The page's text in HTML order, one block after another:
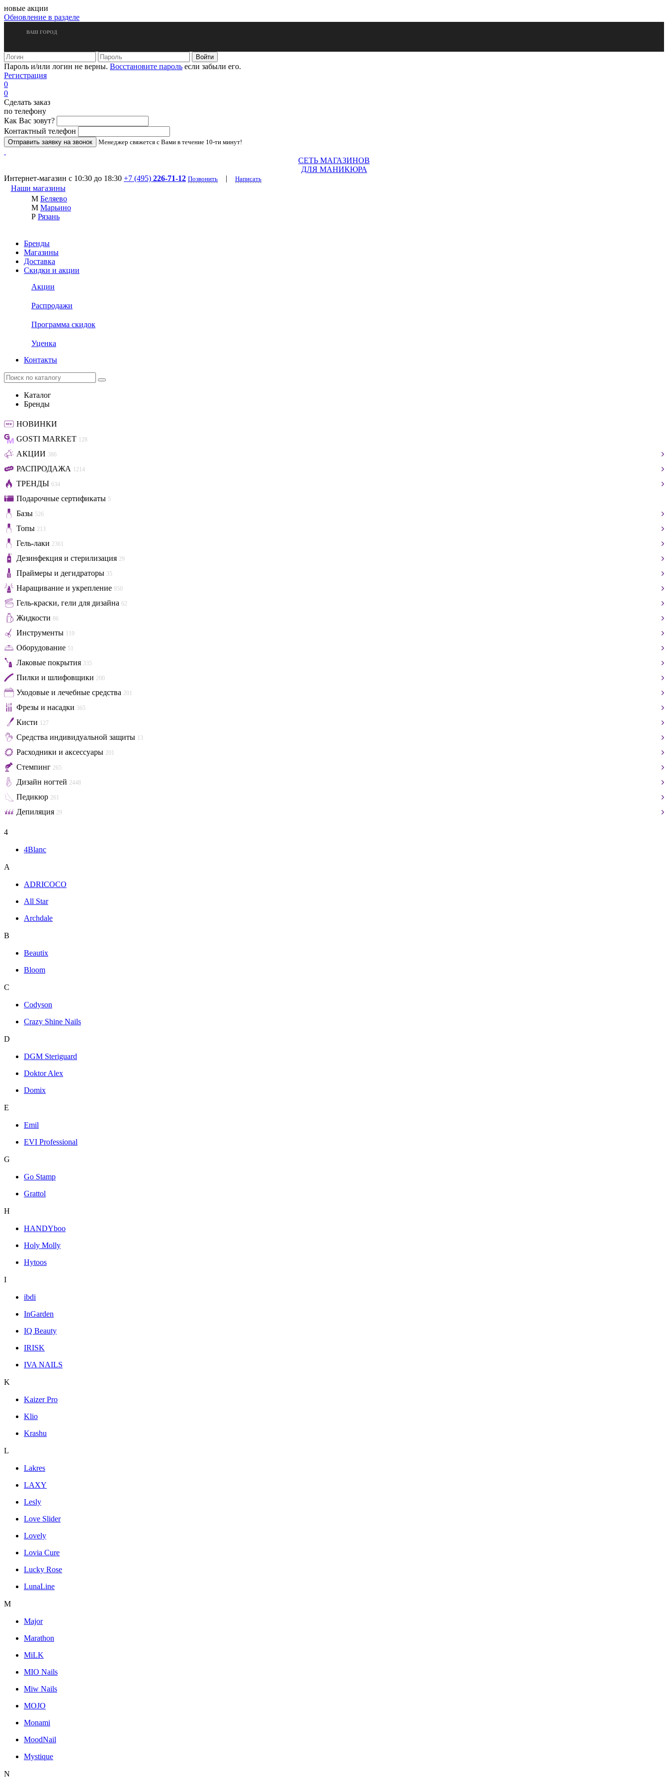
новые акции
Обновление в разделе
ВАШ ГОРОД
Пароль и/или логин не верны. Восстановите пароль если забыли его.
Регистрация
0
0
Сделать заказ
по телефону
Как Вас зовут?
Контактный телефон
Менеджер свяжется с Вами в течение 10-ти минут!
СЕТЬ МАГАЗИНОВ
ДЛЯ МАНИКЮРА
Интернет-магазин с 10:30 до 18:30 +7 (495) 226-71-12 Позвонить | Написать
Наши магазины
М Беляево
М Марьино
Р Рязань
Бренды
Магазины
Доставка
Скидки и акции
Акции
Распродажи
Программа скидок
Уценка
Контакты
Каталог
Бренды
НОВИНКИ
GOSTI MARKET 128
АКЦИИ 386
РАСПРОДАЖА 1214
ТРЕНДЫ 634
Подарочные сертификаты 5
Базы 526
Топы 213
Гель-лаки 2361
Дезинфекция и стерилизация 29
Праймеры и дегидраторы 35
Наращивание и укрепление 950
Гель-краски, гели для дизайна 62
Жидкости 86
Инструменты 119
Оборудование 51
Лаковые покрытия 335
Пилки и шлифовщики 200
Уходовые и лечебные средства 201
Фрезы и насадки 365
Кисти 127
Средства индивидуальной защиты 13
Расходники и аксессуары 201
Стемпинг 265
Дизайн ногтей 2448
Педикюр 261
Депиляция 29
4
4Blanc
A
ADRICOCO
All Star
Archdale
B
Beautix
Bloom
C
Codyson
Crazy Shine Nails
D
DGM Steriguard
Doktor Alex
Domix
E
Emil
EVI Professional
G
Go Stamp
Grattol
H
HANDYboo
Holy Molly
Hytoos
I
ibdi
InGarden
IQ Beauty
IRISK
IVA NAILS
K
Kaizer Pro
Klio
Krashu
L
Lakres
LAXY
Lesly
Love Slider
Lovely
Lovia Cure
Lucky Rose
LunaLine
M
Major
Marathon
MiLK
MIO Nails
Miw Nails
MOJO
Monami
MoodNail
Mystique
N